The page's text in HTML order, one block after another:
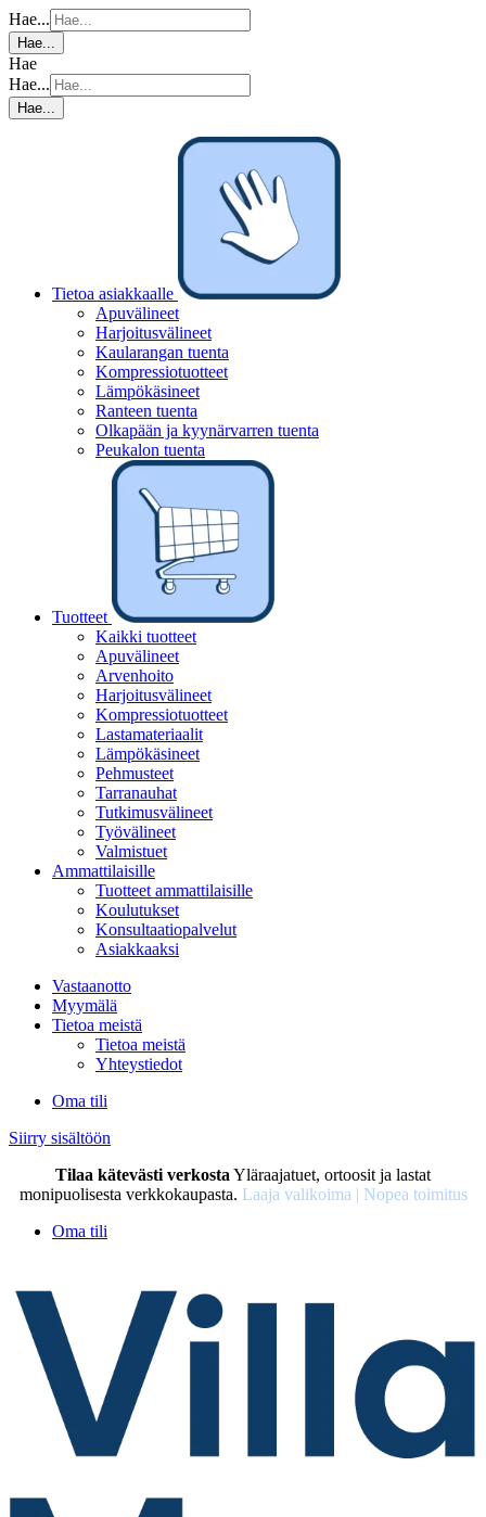
Hae...
Hae...
Hae
Hae...
Hae...
Tietoa asiakkaalle
Apuvälineet
Harjoitusvälineet
Kaularangan tuenta
Kompressiotuotteet
Lämpökäsineet
Ranteen tuenta
Olkapään ja kyynärvarren tuenta
Peukalon tuenta
Tuotteet
Kaikki tuotteet
Apuvälineet
Arvenhoito
Harjoitusvälineet
Kompressiotuotteet
Lastamateriaalit
Lämpökäsineet
Pehmusteet
Tarranauhat
Tutkimusvälineet
Työvälineet
Valmistuet
Ammattilaisille
Tuotteet ammattilaisille
Koulutukset
Konsultaatiopalvelut
Asiakkaaksi
Vastaanotto
Myymälä
Tietoa meistä
Tietoa meistä
Yhteystiedot
Oma tili
Siirry sisältöön
Tilaa kätevästi verkosta Yläraajatuet, ortoosit ja lastat
monipuolisesta verkkokaupasta. Laaja valikoima | Nopea toimitus
Oma tili